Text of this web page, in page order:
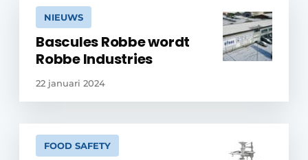
NIEUWS
Bascules Robbe wordt
Robbe Industries
22 januari 2024
FOOD SAFETY